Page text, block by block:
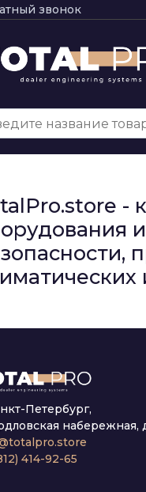
звонок
-
Петербург,
набережная,
414-92-65